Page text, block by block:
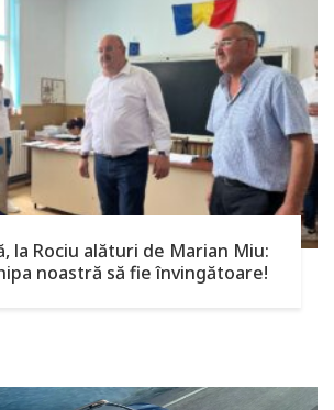
la Rociu alături de Marian Miu:
noastră să fie învingătoare!